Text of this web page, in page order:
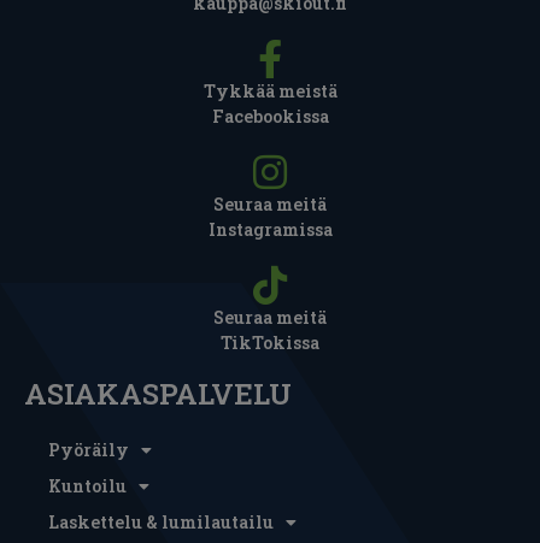
Tykkää meistä
Facebookissa
Seuraa meitä
Instagramissa
Seuraa meitä
TikTokissa
ASIAKASPALVELU
Pyöräily
Kuntoilu
Laskettelu & lumilautailu